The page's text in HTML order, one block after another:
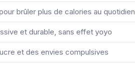
brûler plus de calories au quotidien
et durable, sans effet yoyo
et des envies compulsives